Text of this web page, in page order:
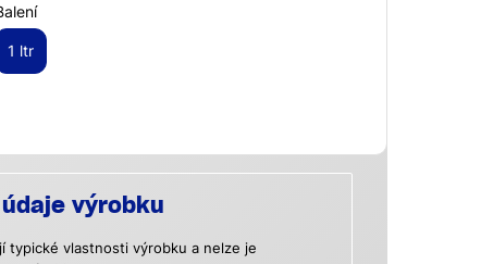
1 ltr
výrobku
typické vlastnosti výrobku a nelze je